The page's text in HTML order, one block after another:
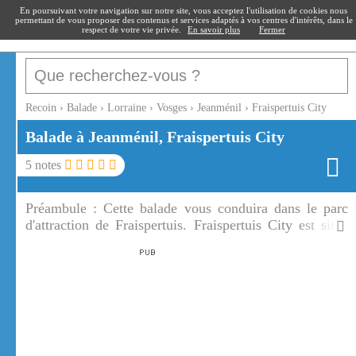
recoin.fr
Recoin › Balade › Lorraine › Vosges › Jeanménil › Fraispertuis City
Balade à Jeanménil, Fraispertuis City
5 notes
Préambule :Cette balade vous conduira dans le parc
d'attraction de Fraispertuis. Fraispertuis City est situé
En poursuivant votre navigation sur notre site, vous acceptez l'utilisation de cookies nous
permettant de vous proposer des contenus et services adaptés à vos centres d'intérêts, dans le
respect de votre vie privée.
En savoir plus Fermer